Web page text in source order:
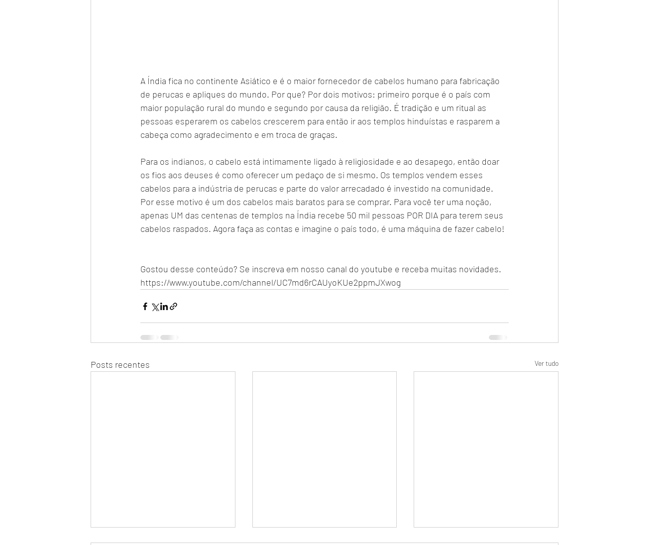
A Índia fica no continente Asiático e é o maior fornecedor de cabelos humano para fabricação
de perucas e apliques do mundo. Por que? Por dois motivos: primeiro porque é o país com
maior população rural do mundo e segundo por causa da religião. É tradição e um ritual as
pessoas esperarem os cabelos crescerem para então ir aos templos hinduístas e rasparem a
cabeça como agradecimento e em troca de graças.
Para os indianos, o cabelo está intimamente ligado à religiosidade e ao desapego, então doar
os fios aos deuses é como oferecer um pedaço de si mesmo. Os templos vendem esses
cabelos para a indústria de perucas e parte do valor arrecadado é investido na comunidade.
Por esse motivo é um dos cabelos mais baratos para se comprar. Para você ter uma noção,
apenas UM das centenas de templos na Índia recebe 50 mil pessoas POR DIA para terem seus
cabelos raspados. Agora faça as contas e imagine o país todo, é uma máquina de fazer cabelo!
Gostou desse conteúdo? Se inscreva em nosso canal do youtube e receba muitas novidades.
https://www.youtube.com/channel/UC7md6rCAUyoKUe2ppmJXwog
Posts recentes Ver tudo